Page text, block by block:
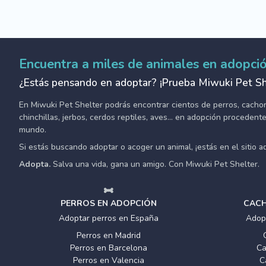
Encuentra a miles de animales en
¿Estás pensando en adoptar? ¡Prueba Miwuki Pet
En Miwuki Pet Shelter podrás encontrar cientos de perros,
chinchillas, jerbos, cerdos reptiles, aves... en adopción
mundo.
Si estás buscando adoptar o acoger un animal, ¡estás en el sitio
Adopta. Salva una vida, gana un amigo. Con Miwuki Pet Shelter.
PERROS EN ADOPCIÓN
Adoptar perros en España
Perros en Madrid
Perros en Barcelona
Perros en Valencia